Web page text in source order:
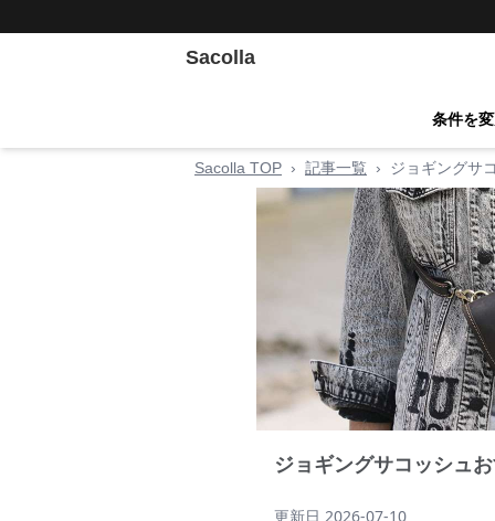
Sacolla
条件を
Sacolla TOP › 記事一覧 › ジョギングサ
ジョギングサコッシュ
更新日 2026-07-10